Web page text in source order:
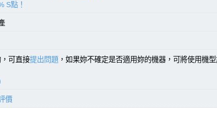
S點！
可直接提出問題 ，如果妳不確定是否適用妳的機器，可將使用機
價